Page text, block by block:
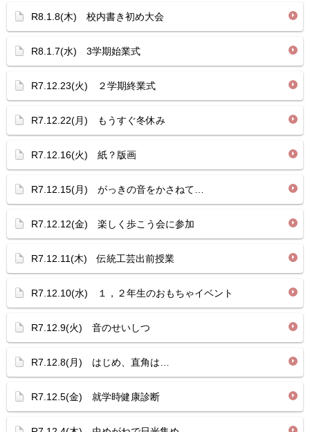
R8.1.8(木) 校内書き初め大会
R8.1.7(水) 3学期始業式
R7.12.23(火) ２学期終業式
R7.12.22(月) もうすぐ冬休み
R7.12.16(火) 紙？版画
R7.12.15(月) がっきの音をかさねて…
R7.12.12(金) 楽しく歩こう会に参加
R7.12.11(木) 伝統工芸出前授業
R7.12.10(水) １，２年生のおもちゃイベント
R7.12.9(火) 音のせいしつ
R7.12.8(月) はじめ、直角は…
R7.12.5(金) 就学時健康診断